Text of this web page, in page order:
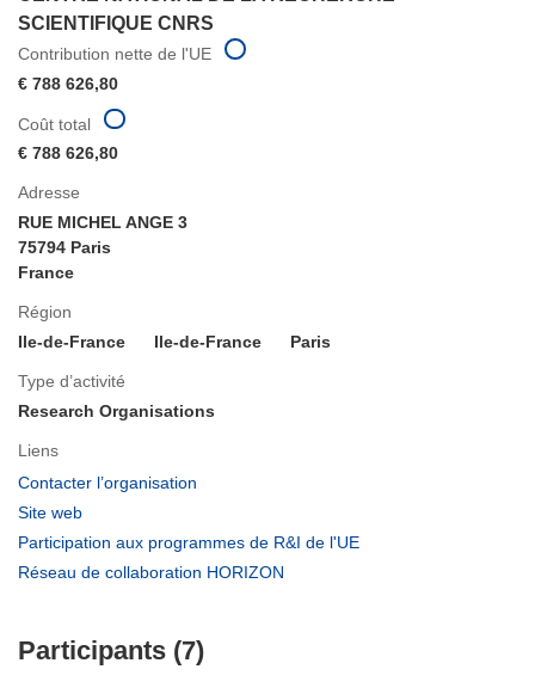
SCIENTIFIQUE CNRS
Contribution nette de l'UE
€ 788 626,80
Adresse
RUE MICHEL ANGE 3
75794 Paris
France
Région
Ile-de-France
Ile-de-France Paris
Type d’activité
Research Organisations
Liens
Contacter l’organisation
fenêtre)
Site web
dans
une
Participation aux programmes de R&I de l'UE
Réseau de collaboration HORIZON
Coût total
€ 788 626,80
Participants (7)